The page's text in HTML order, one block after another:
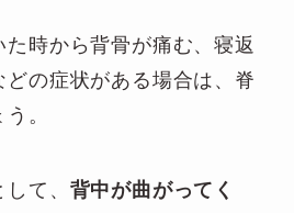
時から背骨が痛む、寝返
どの症状がある場合は、脊
。
て、 背中が曲がってく